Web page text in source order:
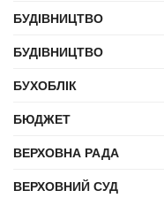
БУДІВНИЦТВО
БУДІВНИЦТВО
БУХОБЛІК
БЮДЖЕТ
ВЕРХОВНА РАДА
ВЕРХОВНИЙ СУД